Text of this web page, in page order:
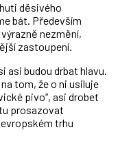
děsivého
bát. Především
nezmění,
zastoupení.
asi budou drbat hlavu.
tom, že o ni usiluje
pivo“, asi drobet
prosazovat
trhu